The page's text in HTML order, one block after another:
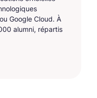
Google Cloud. À
alumni, répartis